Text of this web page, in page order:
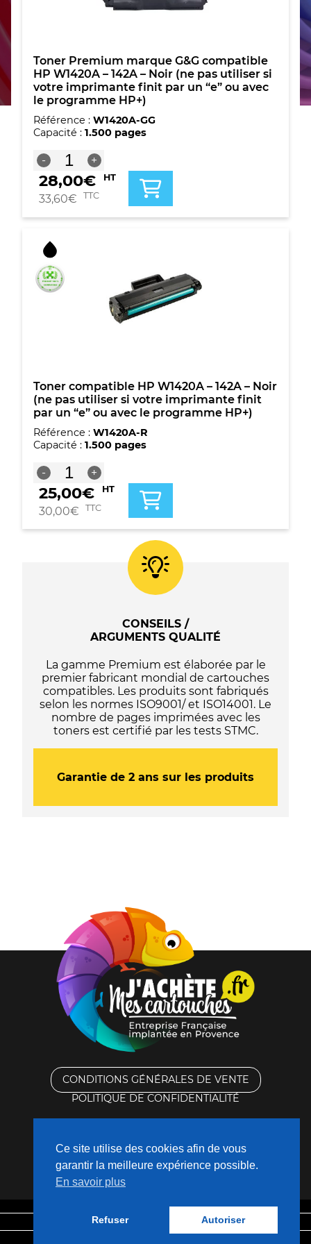
Toner Premium marque G&G compatible
HP W1420A – 142A – Noir (ne pas utiliser si
votre imprimante finit par un “e” ou avec
le programme HP+)
Référence : W1420A-GG
Capacité : 1.500 pages
-
quantité
de
Toner
Premium
G&G
HP
W1420A
-
142A
imprimante
finit
par
un
"e"
avec
le
programme
HP+)
+
28,00€ HT
33,60€ TTC
Toner compatible HP W1420A – 142A – Noir
(ne pas utiliser si votre imprimante finit
par un “e” ou avec le programme HP+)
Référence : W1420A-R
Capacité : 1.500 pages
-
quantité
de
Toner
compatible
HP
W1420A
imprimante
finit
par
un
"e"
ou
programme
HP+)
+
25,00€ HT
30,00€ TTC
CONSEILS /
ARGUMENTS QUALITÉ
La gamme Premium est élaborée par le
premier fabricant mondial de cartouches
compatibles. Les produits sont fabriqués
selon les normes ISO9001/ et ISO14001. Le
nombre de pages imprimées avec les
toners est certifié par les tests STMC.
Garantie de 2 ans sur les produits
CONDITIONS GÉNÉRALES DE VENTE
POLITIQUE DE CONFIDENTIALITÉ
CONTACTEZ-NOUS
Mentions légales
Ce site utilise des cookies afin de vous
garantir la meilleure expérience possible.
En savoir plus
Refuser Autoriser